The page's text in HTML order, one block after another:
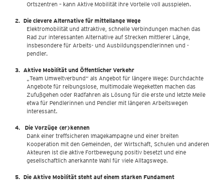
Ortszentren – kann Aktive Mobilität ihre Vorteile voll ausspielen.
Die clevere Alternative für mittellange Wege
Elektromobilität und attraktive, schnelle Verbindungen machen das
Rad zur interessanten Alternative auf Strecken mittlerer Länge,
insbesondere für Arbeits- und Ausbildungspendlerinnen und -
pendler.
Aktive Mobilität und Öffentlicher Verkehr
„Team Umweltverbund“ als Angebot für längere Wege: Durchdachte
Angebote für reibungslose, multimodale Wegeketten machen das
Zufußgehen oder Radfahren als Lösung für die erste und letzte Meile
etwa für Pendlerinnen und Pendler mit längeren Arbeitswegen
interessant.
Die Vorzüge (er)kennen
Dank einer treffsicheren Imagekampagne und einer breiten
Kooperation mit den Gemeinden, der Wirtschaft, Schulen und anderen
Akteuren ist die aktive Fortbewegung positiv besetzt und eine
gesellschaftlich anerkannte Wahl für viele Alltagswege.
Die Aktive Mobilität steht auf einem starken Fundament